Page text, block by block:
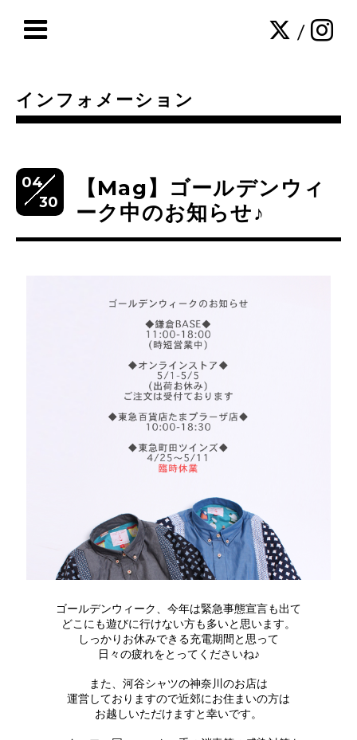
/
インフォメーション
04
30
【Mag】ゴールデンウィ
ーク中のお知らせ♪
ゴールデンウィーク、今年は緊急事態宣言も出て
どこにも遊びに行けない方も多いと思います。
しっかりお休みできる充電期間と思って
日々の疲れをとってくださいね♪
また、河谷シャツの神奈川のお店は
運営しておりますので近郊にお住まいの方は
お越しいただけますと幸いです。